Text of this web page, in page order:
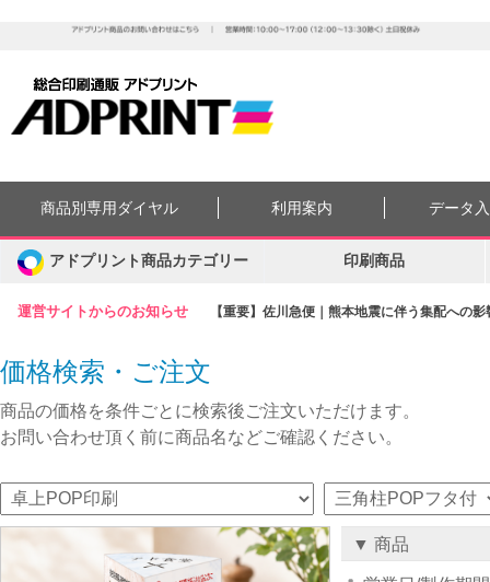
運営サイトからのお知らせ 【重要】佐川急便｜熊本地震に伴う集配への
商品別専用ダイヤル 利用案内 データ
アドプリント商品カテゴリー 印刷商品
価格検索・ご注文
商品の価格を条件ごとに検索後ご注文いただけます。
お問い合わせ頂く前に商品名などご確認ください。
▼ 商品